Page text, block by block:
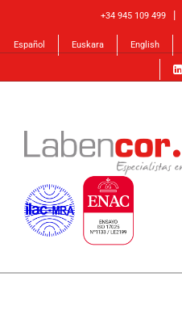
+34 945 109 499 |
Español Euskara English